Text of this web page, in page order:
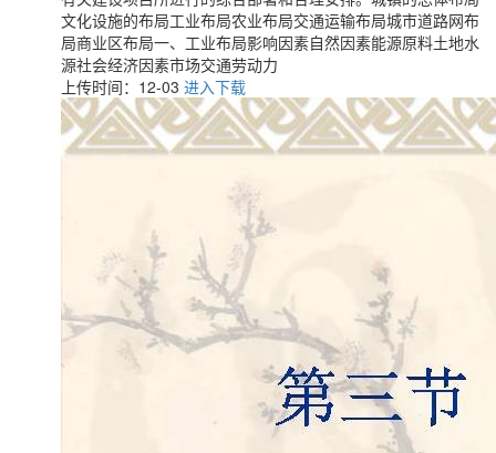
文化设施的布局工业布局农业布局交通运输布局城市道路网布
局商业区布局一、工业布局影响因素自然因素能源原料土地水
源社会经济因素市场交通劳动力
上传时间：12-03 进入下载